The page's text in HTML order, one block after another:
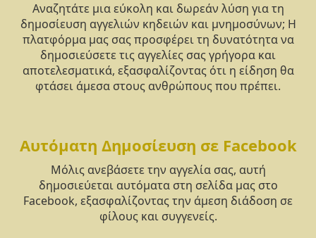
Αναζητάτε μια εύκολη και δωρεάν λύση για τη
δημοσίευση αγγελιών κηδειών και μνημοσύνων; Η
πλατφόρμα μας σας προσφέρει τη δυνατότητα να
δημοσιεύσετε τις αγγελίες σας γρήγορα και
αποτελεσματικά, εξασφαλίζοντας ότι η είδηση θα
φτάσει άμεσα στους ανθρώπους που πρέπει.
Αυτόματη Δημοσίευση σε Facebook
Μόλις ανεβάσετε την αγγελία σας, αυτή
δημοσιεύεται αυτόματα στη σελίδα μας στο
Facebook, εξασφαλίζοντας την άμεση διάδοση σε
φίλους και συγγενείς.